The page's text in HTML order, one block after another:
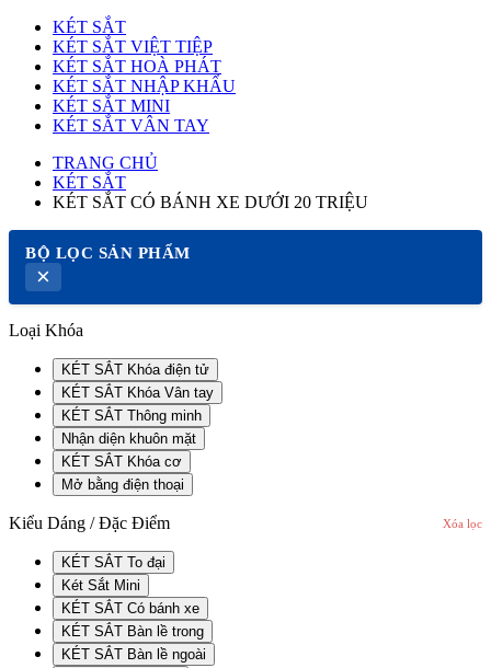
KÉT SẮT
KÉT SẮT VIỆT TIỆP
KÉT SẮT HOÀ PHÁT
KÉT SẮT NHẬP KHẨU
KÉT SẮT MINI
KÉT SẮT VÂN TAY
TRANG CHỦ
KÉT SẮT
KÉT SẮT CÓ BÁNH XE DƯỚI 20 TRIỆU
BỘ LỌC SẢN PHẨM
×
Loại Khóa
KÉT SẮT Khóa điện tử
KÉT SẮT Khóa Vân tay
KÉT SẮT Thông minh
Nhận diện khuôn mặt
KÉT SẮT Khóa cơ
Mở bằng điện thoại
Kiểu Dáng / Đặc Điểm Xóa lọc
KÉT SẮT To đại
Két Sắt Mini
KÉT SẮT Có bánh xe
KÉT SẮT Bàn lề trong
KÉT SẮT Bàn lề ngoài